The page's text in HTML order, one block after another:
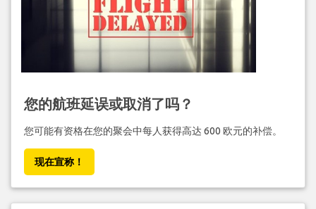
您的航班延误或取消了吗？
您可能有资格在您的聚会中每人获得高达 600 欧元的补偿。
现在宣称！